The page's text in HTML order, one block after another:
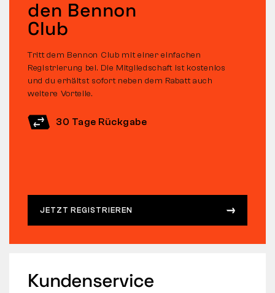
den Bennon
Club
Tritt dem Bennon Club mit einer einfachen
Registrierung bei. Die Mitgliedschaft ist kostenlos
und du erhältst sofort neben dem Rabatt auch
weitere Vorteile.
30 Tage Rückgabe
JETZT REGISTRIEREN
Kundenservice